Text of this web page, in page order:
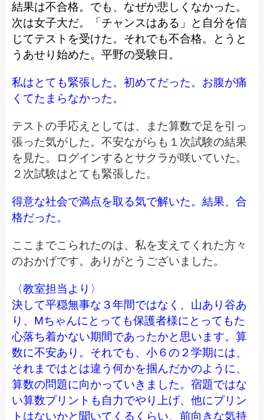
結果は不合格。でも、なぜか悲しくなかった。
次は女子大だ。「チャンスはある」と自分を信
じてテストを受けた。それでも不合格。とうと
うあせり始めた。平野の受験日。
私はとても緊張した。初めてだった。お腹が痛
くてたまらなかった。
テストの手応えとしては、また算数で足を引っ
張った気がした。不安ながらも１次試験の結果
を見た。ログインするとサクラが咲いていた。
２次試験はとても緊張した。
得意な社会で満点を取る気で解いた。結果、合
格だった。
ここまでこられたのは、私を支えてくれた方々
のおかげです。ありがとうございました。
〈教室担当より〉
決して平穏無事な３年間ではなく、山あり谷あ
り、Мちゃんにとっても保護者様にとってもた
心落ち着かない期間であったかと思います。算
数に不安あり。それでも、小６の２学期には、
それまではとは違う何かを掴んだかのように、
算数の問題に向かっていきました。宿題ではな
い算数プリントも自力でやり上げ、他にプリン
トはないかと聞いてくるくらい、前向きな気持